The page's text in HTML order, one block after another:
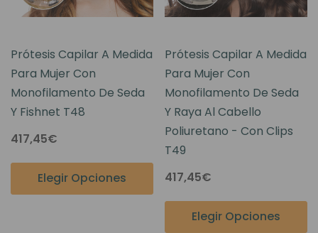
Prótesis Capilar A Medida
Para Mujer Con
Monofilamento De Seda
Y Fishnet T48
417,45€
Elegir Opciones
Prótesis Capilar A Medida
Para Mujer Con
Monofilamento De Seda
Y Raya Al Cabello
Poliuretano - Con Clips
T49
417,45€
Elegir Opciones